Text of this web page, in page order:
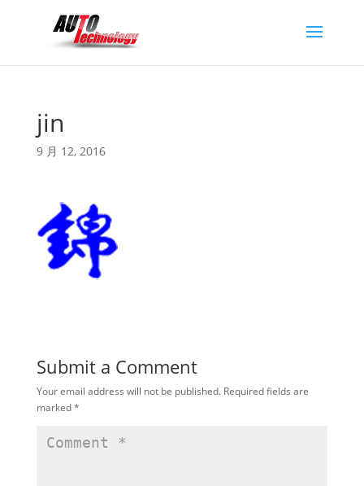
jin
9 月 12, 2016
Submit a Comment
Your email address will not be published. Required fields are
marked*